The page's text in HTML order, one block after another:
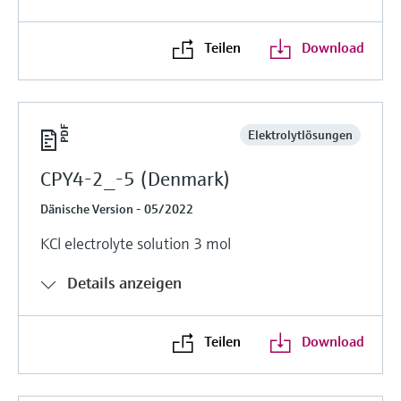
Teilen Download
Elektrolytlösungen
CPY4-2_-5 (Denmark)
Dänische Version - 05/2022
KCl electrolyte solution 3 mol
Details anzeigen
Teilen Download